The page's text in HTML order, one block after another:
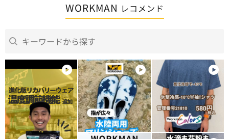
WORKMAN レコメンド